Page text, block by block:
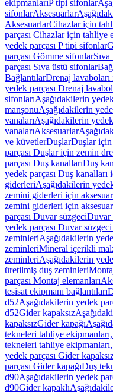
ekipmanlarıP tipi sifonlar
sifonlarAksesuarlar
AksesuarlarCihazlar için
parçası Cihazlar için tahliye
yedek parçası P tipi sifonlar
parçası Gömme sifonlar
parçası Sıva üstü sifonlar
BağlantılarDrenaj
yedek parçası Drenaj
sifonlarıAşağıdakilerin
manşonuAşağıdakilerin
vanalarıAşağıdakilerin
vanalarıAksesuarlar
ve küvetlerDuşlarDuşlar için
parçası Duşlar için zemin
parçası Duş kanallarıDuş
yedek parçası Duş kanalları
giderleriAşağıdakilerin
zemini giderleri için
zemini giderleri için
parçası Duvar süzgeciDuvar
yedek parçası Duvar süzgeci
zeminleriAşağıdakilerin
zeminleriMineral içerikli
zeminleriAşağıdakilerin
üretilmiş duş zeminleri
parçası Montaj elemanları
tesisat ekipmanı bağlantıları
d52Aşağıdakilerin yedek
d52Gider kapaksız
kapaksızGider kapağı
tekneleri tahliye
tekneleri tahliye
yedek parçası Gider
parçası Gider kapağıDuş
d90Aşağıdakilerin yedek
d90Gider kapaklı